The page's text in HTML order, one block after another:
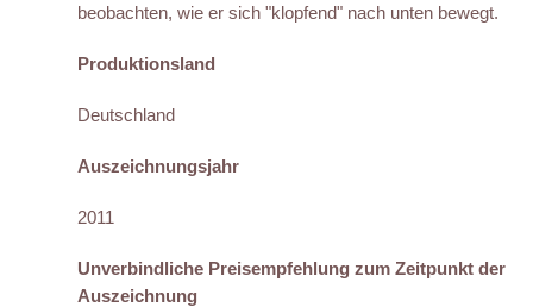
beobachten, wie er sich "klopfend" nach unten bewegt.
Produktionsland
Deutschland
Auszeichnungsjahr
2011
Unverbindliche Preisempfehlung zum Zeitpunkt der
Auszeichnung